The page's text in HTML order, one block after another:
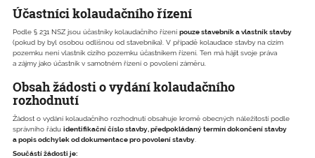
Účastníci kolaudačního řízení
Podle § 231 NSZ jsou účastníky kolaudačního řízení pouze stavebník a vlastník stavby
(pokud by byl osobou odlišnou od stavebníka). V případě kolaudace stavby na cizím
pozemku není vlastník cizího pozemku účastníkem řízení. Ten má hájit svoje práva
a zájmy jako účastník v samotném řízení o povolení záměru.
Obsah žádosti o vydání kolaudačního
rozhodnutí
Žádost o vydání kolaudačního rozhodnutí obsahuje kromě obecných náležitostí podle
správního řádu identifikační číslo stavby, předpokládaný termín dokončení stavby
a popis odchylek od dokumentace pro povolení stavby
Součástí žádosti je: